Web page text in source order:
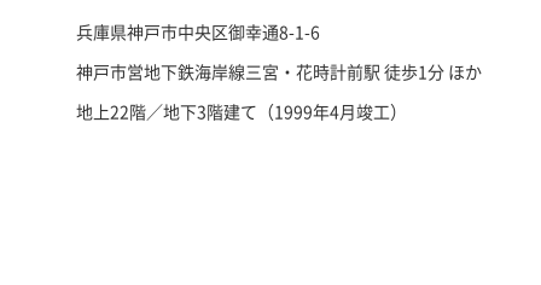
兵庫県神戸市中央区御幸通8-1-6
神戸市営地下鉄海岸線三宮・花時計前駅 徒歩1分 ほか
地上22階／地下3階建て（1999年4月竣工）